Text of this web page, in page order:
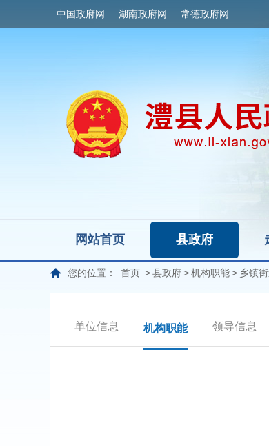
中国政府网 湖南政府网 常德政府网
网站首页 县政府
您的位置： 首页 >县政府>机构职能> 乡镇
单位信息 机构职能 领导信息